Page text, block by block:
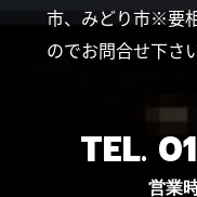
市、みどり市※要
のでお問合せ下さ
TEL.
営業